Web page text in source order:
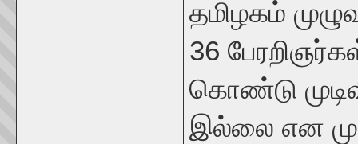
தமிழகம்
36
கொண்டு
இல்லை என